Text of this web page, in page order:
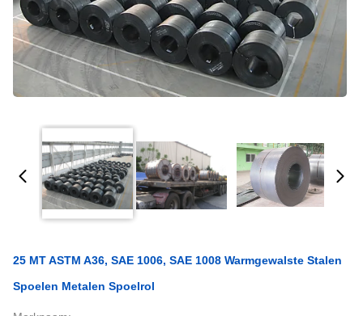
25 MT ASTM A36, SAE 1006, SAE 1008 Warmgewalste Stalen
Spoelen Metalen Spoelrol